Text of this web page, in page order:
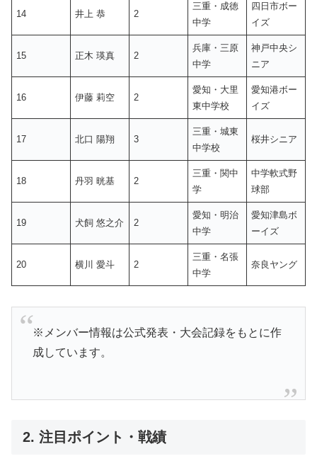
14 井上 恭 2
三重・成徳
中学
四日市ボー
イズ
15 正木 瑛真 2
兵庫・三原
中学
神戸中央シ
ニア
16 伊藤 莉空 2
愛知・大里
東中学校
愛知港ボー
イズ
17 北口 陽翔 3
三重・城東
中学校
桜井シニア
18 丹羽 晄基 2
三重・関中
学
中学軟式野
球部
19 犬飼 悠之介 2
愛知・明治
中学
愛知津島ボ
ーイズ
20 横川 愛斗 2
三重・名張
中学
奈良ヤング
※メンバー情報は公式発表・大会記録をもとに作
成しています。
2. 注目ポイント・戦績